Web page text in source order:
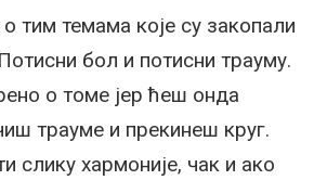
тим темама које су закопали
бол и потисни трауму.
о томе јер ћеш онда
трауме и прекинеш круг.
слику хармоније, чак и ако